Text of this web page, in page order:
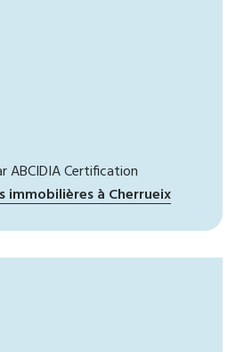
ABCIDIA Certification
immobilières à Cherrueix